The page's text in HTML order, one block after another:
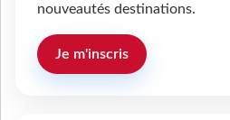
nouveautés destinations.
Je m'inscris